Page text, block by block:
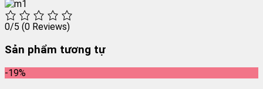
0/5 (0 Reviews)
Sản phẩm tương tự
-19%